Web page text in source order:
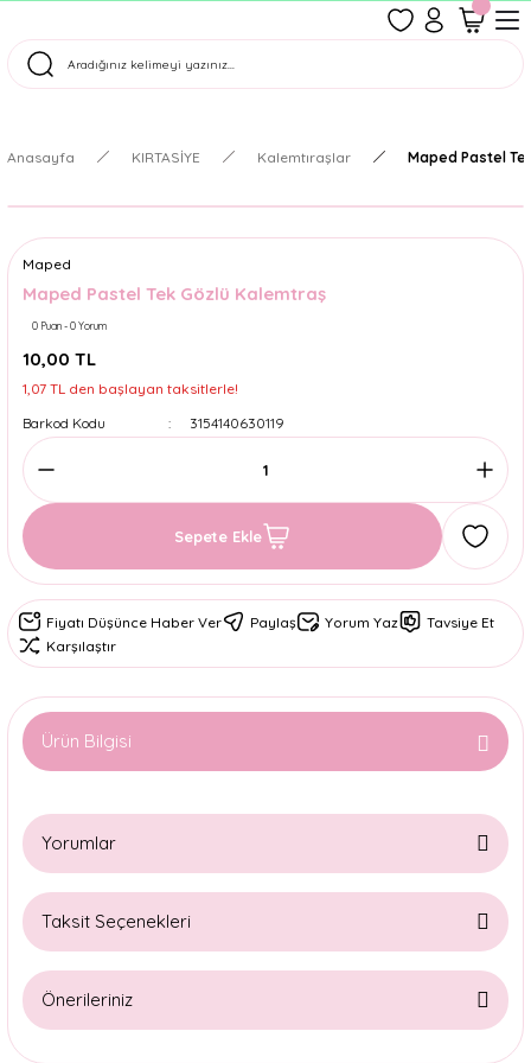
Tüm Siparişler Aynı Gün Kargoda!
Anasayfa KIRTASİYE Kalemtıraşlar Maped Pastel
Maped
Maped Pastel Tek Gözlü Kalemtraş
0 Puan - 0 Yorum
10,00 TL
1,07 TL den başlayan taksitlerle!
Barkod Kodu
3154140630119
Sepete Ekle
Fiyatı Düşünce Haber Ver Paylaş Yorum Yaz
Tavsiye Et
Karşılaştır
Ürün Bilgisi
Yorumlar
Taksit Seçenekleri
Önerileriniz